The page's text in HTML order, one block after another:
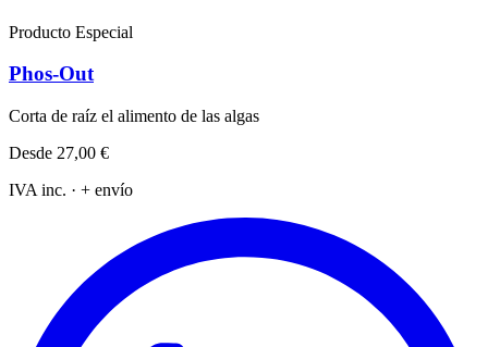
Producto Especial
Phos-Out
Corta de raíz el alimento de las algas
Desde 27,00 €
IVA inc. · + envío